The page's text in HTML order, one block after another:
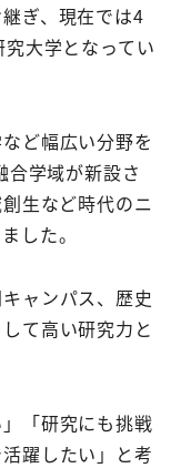
ぎ、現在では4
大学となってい
ど幅広い分野を
合学域が新設さ
生など時代のニ
した。
ャンパス、歴史
て高い研究力と
「研究にも挑戦
躍したい」と考